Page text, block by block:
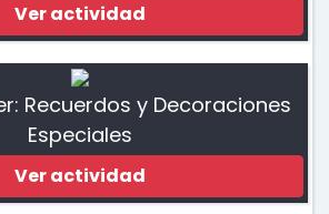
Ver actividad
Recuerdos y Decoraciones
Especiales
Ver actividad